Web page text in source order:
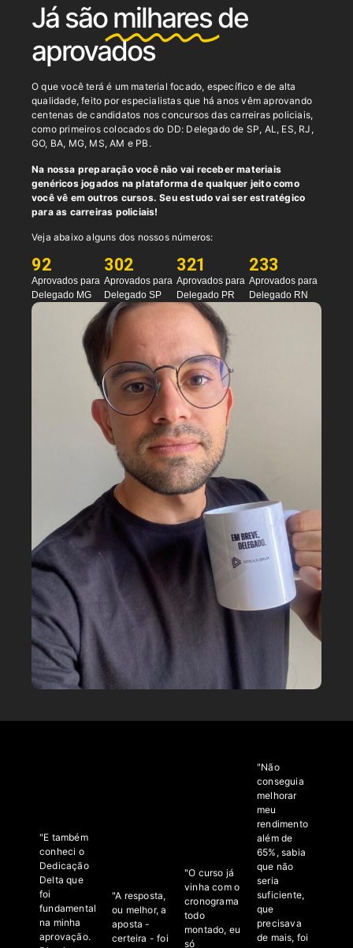
Já são milharesde
aprovados
O que você terá é um material focado, específico e de alta
qualidade, feito por especialistas que há anos vêm aprovando
centenas de candidatos nos concursos das carreiras policiais,
como primeiros colocados do DD: Delegado de SP, AL, ES, RJ,
GO, BA, MG, MS, AM e PB.
Na nossa preparação você não vai receber materiais
genéricos jogados na plataforma de qualquer jeito como
você vê em outros cursos. Seu estudo vai ser estratégico
para as carreiras policiais!
Veja abaixo alguns dos nossos números:
Aprovados para
Delegado MG
92
Aprovados para
Delegado SP
302
Aprovados para
Delegado PR
321
Aprovados para
Delegado RN
233
"E também
conheci o
Dedicação
Delta que
foi
fundamental
na minha
aprovação.
"A resposta,
ou melhor, a
aposta -
certeira - foi
"O curso já
vinha com o
cronograma
todo
montado, eu
só
"Não
conseguia
melhorar
meu
rendimento
além de
65%, sabia
que não
seria
suficiente,
que
precisava
de mais, foi